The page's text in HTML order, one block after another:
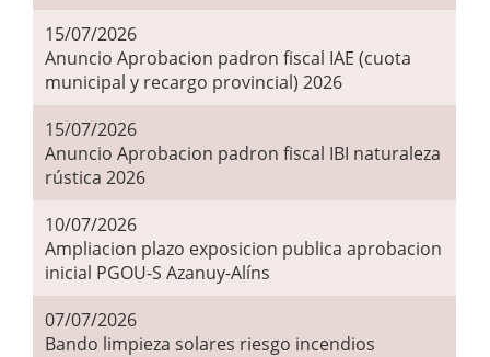
15/07/2026
Anuncio Aprobacion padron fiscal IAE (cuota
municipal y recargo provincial) 2026
15/07/2026
Anuncio Aprobacion padron fiscal IBI naturaleza
rústica 2026
10/07/2026
Ampliacion plazo exposicion publica aprobacion
inicial PGOU-S Azanuy-Alíns
07/07/2026
Bando limpieza solares riesgo incendios